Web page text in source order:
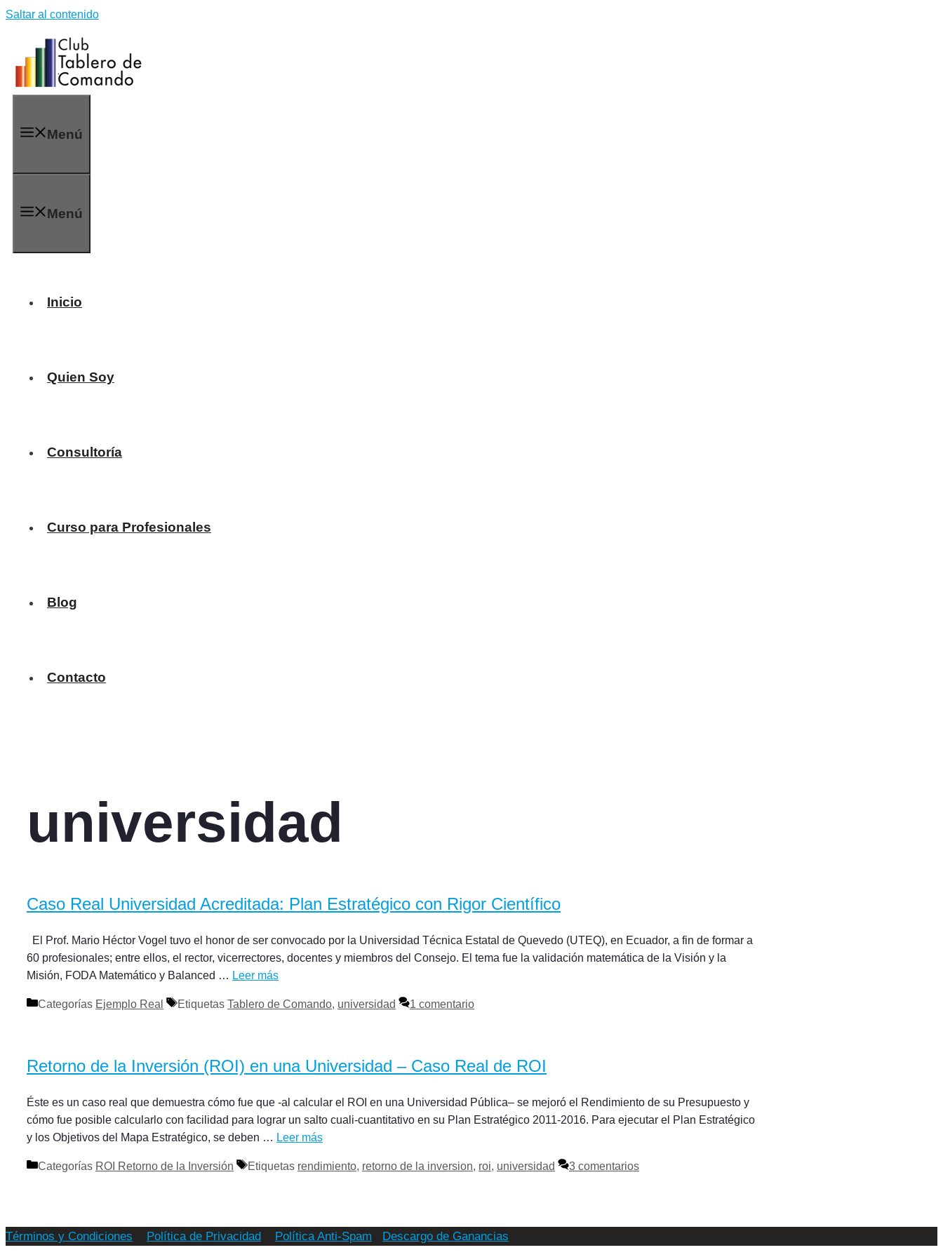
Saltar al contenido
Menú
Menú
Inicio
Quien Soy
Consultoría
Curso para Profesionales
Blog
Contacto
universidad
Caso Real Universidad Acreditada: Plan Estratégico con Rigor Científico
El Prof. Mario Héctor Vogel tuvo el honor de ser convocado por la Universidad Técnica Estatal de Quevedo (UTEQ), en Ecuador, a fin de formar a
60 profesionales; entre ellos, el rector, vicerrectores, docentes y miembros del Consejo. El tema fue la validación matemática de la Visión y la
Misión, FODA Matemático y Balanced … Leer más
Categorías Ejemplo Real Etiquetas Tablero de Comando, universidad 1 comentario
Retorno de la Inversión (ROI) en una Universidad – Caso Real de ROI
Éste es un caso real que demuestra cómo fue que -al calcular el ROI en una Universidad Pública– se mejoró el Rendimiento de su Presupuesto y
cómo fue posible calcularlo con facilidad para lograr un salto cuali-cuantitativo en su Plan Estratégico 2011-2016. Para ejecutar el Plan Estratégico
y los Objetivos del Mapa Estratégico, se deben … Leer más
Categorías ROI Retorno de la Inversión Etiquetas rendimiento, retorno de la inversion, roi, universidad 3 comentarios
Términos y Condiciones Política de Privacidad Política Anti-Spam Descargo de Ganancias